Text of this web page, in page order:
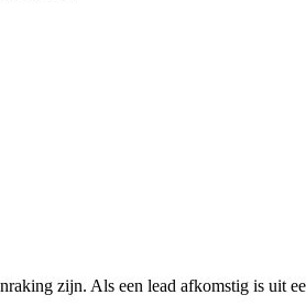
zijn. Als een lead afkomstig is uit